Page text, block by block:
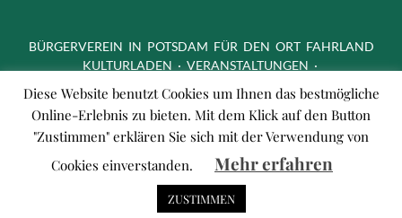
BÜRGERVEREIN IN POTSDAM FÜR DEN ORT FAHRLAND
KULTURLADEN · VERANSTALTUNGEN ·
Diese Website benutzt Cookies um Ihnen das bestmögliche
Online-Erlebnis zu bieten. Mit dem Klick auf den Button
"Zustimmen" erklären Sie sich mit der Verwendung von
Cookies einverstanden.
Mehr erfahren
ZUSTIMMEN